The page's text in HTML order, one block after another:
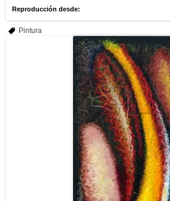
Reproducción desde:
Pintura